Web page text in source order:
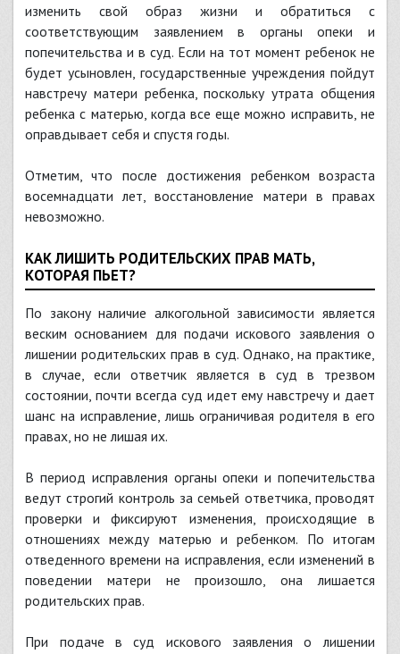
изменить свой образ жизни и обратиться с
соответствующим заявлением в органы опеки и
попечительства и в суд. Если на тот момент ребенок не
будет усыновлен, государственные учреждения пойдут
навстречу матери ребенка, поскольку утрата общения
ребенка с матерью, когда все еще можно исправить, не
оправдывает себя и спустя годы.
Отметим, что после достижения ребенком возраста
восемнадцати лет, восстановление матери в правах
невозможно.
КАК ЛИШИТЬ РОДИТЕЛЬСКИХ ПРАВ МАТЬ,
КОТОРАЯ ПЬЕТ?
По закону наличие алкогольной зависимости является
веским основанием для подачи искового заявления о
лишении родительских прав в суд. Однако, на практике,
в случае, если ответчик является в суд в трезвом
состоянии, почти всегда суд идет ему навстречу и дает
шанс на исправление, лишь ограничивая родителя в его
правах, но не лишая их.
В период исправления органы опеки и попечительства
ведут строгий контроль за семьей ответчика, проводят
проверки и фиксируют изменения, происходящие в
отношениях между матерью и ребенком. По итогам
отведенного времени на исправления, если изменений в
поведении матери не произошло, она лишается
родительских прав.
При подаче в суд искового заявления о лишении